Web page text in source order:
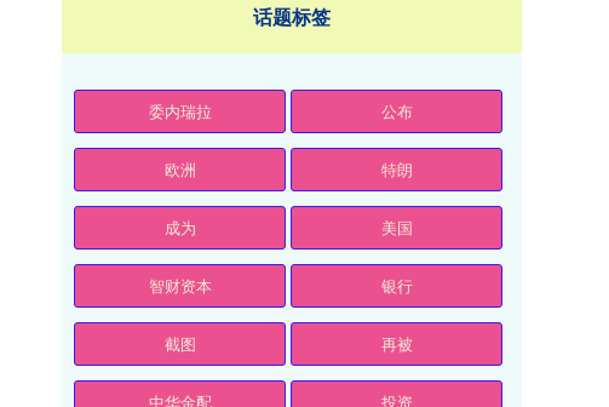
话题标签
委内瑞拉 公布
欧洲 特朗
成为 美国
智财资本 银行
截图 再被
中华金配 投资